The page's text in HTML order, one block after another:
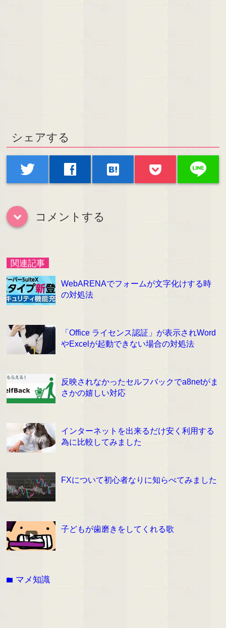
シェアする
twitter facebook hatenabookmark line
down コメントする
関連記事
WebARENAでフォームが文字化けする時
の対処法
「Office ライセンス認証」が表示されWord
やExcelが起動できない場合の対処法
反映されなかったセルフバックでa8netがま
さかの嬉しい対応
インターネットを出来るだけ安く利用する
為に比較してみました
FXについて初心者なりに知らべてみました
子どもが歯磨きをしてくれる歌
folder マメ知識